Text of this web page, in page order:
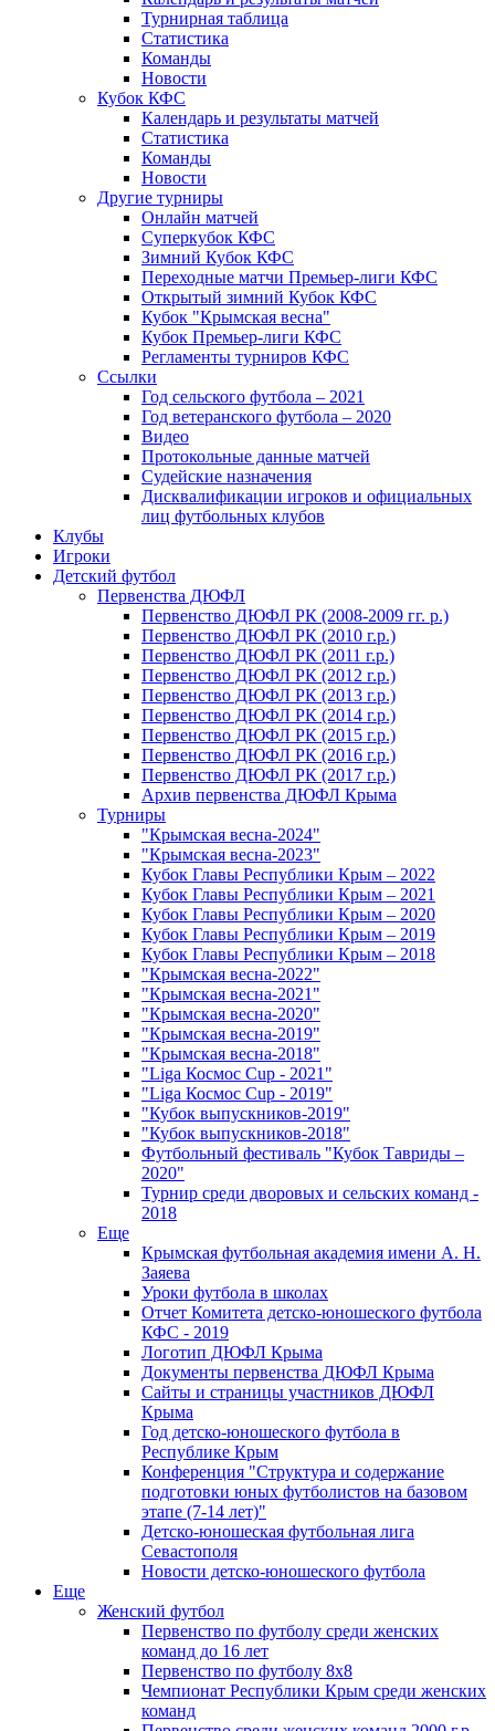
Турнирная таблица
Статистика
Команды
Новости
Кубок КФС
Календарь и результаты матчей
Статистика
Команды
Новости
Другие турниры
Онлайн матчей
Суперкубок КФС
Зимний Кубок КФС
Переходные матчи Премьер-лиги КФС
Открытый зимний Кубок КФС
Кубок "Крымская весна"
Кубок Премьер-лиги КФС
Регламенты турниров КФС
Ссылки
Год сельского футбола – 2021
Год ветеранского футбола – 2020
Видео
Протокольные данные матчей
Судейские назначения
Дисквалификации игроков и официальных
лиц футбольных клубов
Клубы
Игроки
Детский футбол
Первенства ДЮФЛ
Первенство ДЮФЛ РК (2008-2009 гг. р.)
Первенство ДЮФЛ РК (2010 г.р.)
Первенство ДЮФЛ РК (2011 г.р.)
Первенство ДЮФЛ РК (2012 г.р.)
Первенство ДЮФЛ РК (2013 г.р.)
Первенство ДЮФЛ РК (2014 г.р.)
Первенство ДЮФЛ РК (2015 г.р.)
Первенство ДЮФЛ РК (2016 г.р.)
Первенство ДЮФЛ РК (2017 г.р.)
Архив первенства ДЮФЛ Крыма
Турниры
"Крымская весна-2024"
"Крымская весна-2023"
Кубок Главы Республики Крым – 2022
Кубок Главы Республики Крым – 2021
Кубок Главы Республики Крым – 2020
Кубок Главы Республики Крым – 2019
Кубок Главы Республики Крым – 2018
"Крымская весна-2022"
"Крымская весна-2021"
"Крымская весна-2020"
"Крымская весна-2019"
"Крымская весна-2018"
"Liga Космос Cup - 2021"
"Liga Космос Cup - 2019"
"Кубок выпускников-2019"
"Кубок выпускников-2018"
Футбольный фестиваль "Кубок Тавриды –
2020"
Турнир среди дворовых и сельских команд -
2018
Еще
Крымская футбольная академия имени А. Н.
Заяева
Уроки футбола в школах
Отчет Комитета детско-юношеского футбола
КФС - 2019
Логотип ДЮФЛ Крыма
Документы первенства ДЮФЛ Крыма
Сайты и страницы участников ДЮФЛ
Крыма
Год детско-юношеского футбола в
Республике Крым
Конференция "Структура и содержание
подготовки юных футболистов на базовом
этапе (7-14 лет)"
Детско-юношеская футбольная лига
Севастополя
Новости детско-юношеского футбола
Еще
Женский футбол
Первенство по футболу среди женских
команд до 16 лет
Первенство по футболу 8х8
Чемпионат Республики Крым среди женских
команд